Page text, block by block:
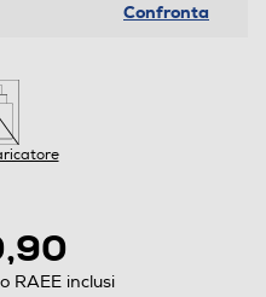
Confronta
RAEE inclusi